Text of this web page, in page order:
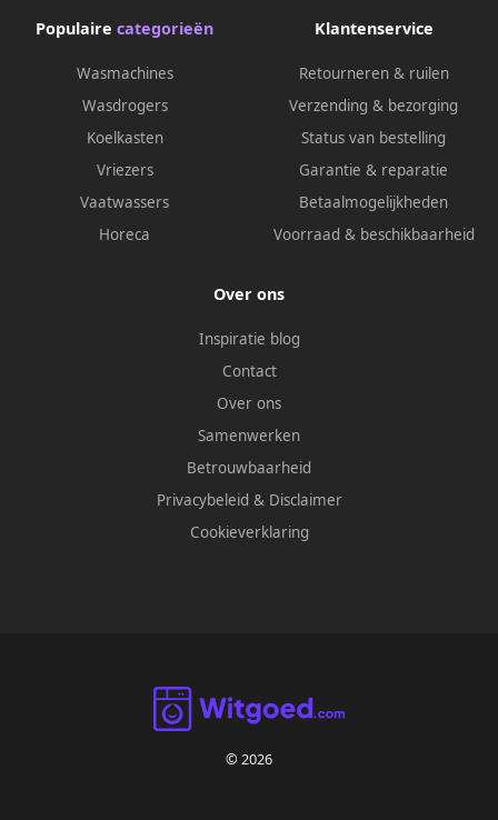
Populaire categorieën
Wasmachines
Wasdrogers
Koelkasten
Vriezers
Vaatwassers
Horeca
Klantenservice
Retourneren & ruilen
Verzending & bezorging
Status van bestelling
Garantie & reparatie
Betaalmogelijkheden
Voorraad & beschikbaarheid
Over ons
Inspiratie blog
Contact
Over ons
Samenwerken
Betrouwbaarheid
Privacybeleid & Disclaimer
Cookieverklaring
© 2026